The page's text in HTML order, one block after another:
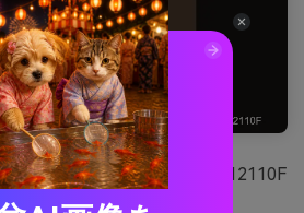
#9C7B5C #4E3A2C #12110F